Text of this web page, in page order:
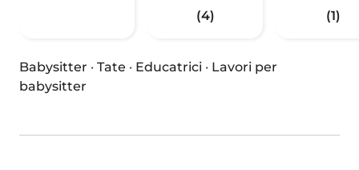
(4) (1)
Babysitter · Tate · Educatrici · Lavori per
babysitter